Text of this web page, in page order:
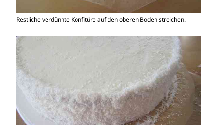
Restliche verdünnte Konfitüre auf den oberen Boden streichen.